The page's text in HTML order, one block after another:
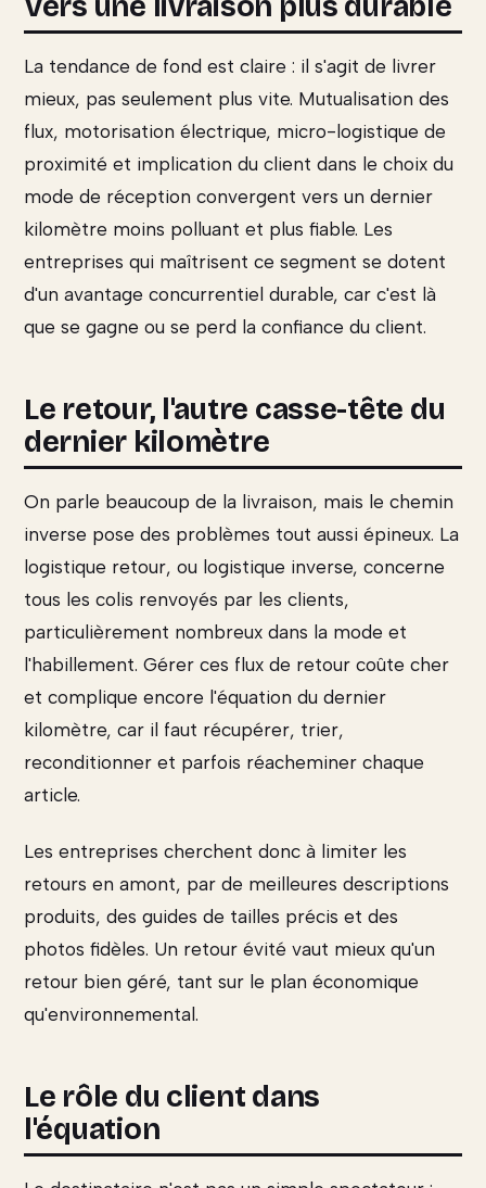
La tendance de fond est claire : il s'agit de livrer
mieux, pas seulement plus vite. Mutualisation des
flux, motorisation électrique, micro-logistique de
proximité et implication du client dans le choix du
mode de réception convergent vers un dernier
kilomètre moins polluant et plus fiable. Les
entreprises qui maîtrisent ce segment se dotent
d'un avantage concurrentiel durable, car c'est là
que se gagne ou se perd la confiance du client.
Le retour, l'autre casse-tête du
dernier kilomètre
On parle beaucoup de la livraison, mais le chemin
inverse pose des problèmes tout aussi épineux. La
logistique retour, ou logistique inverse, concerne
tous les colis renvoyés par les clients,
particulièrement nombreux dans la mode et
l'habillement. Gérer ces flux de retour coûte cher
et complique encore l'équation du dernier
kilomètre, car il faut récupérer, trier,
reconditionner et parfois réacheminer chaque
article.
Les entreprises cherchent donc à limiter les
retours en amont, par de meilleures descriptions
produits, des guides de tailles précis et des
photos fidèles. Un retour évité vaut mieux qu'un
retour bien géré, tant sur le plan économique
qu'environnemental.
Le rôle du client dans
l'équation